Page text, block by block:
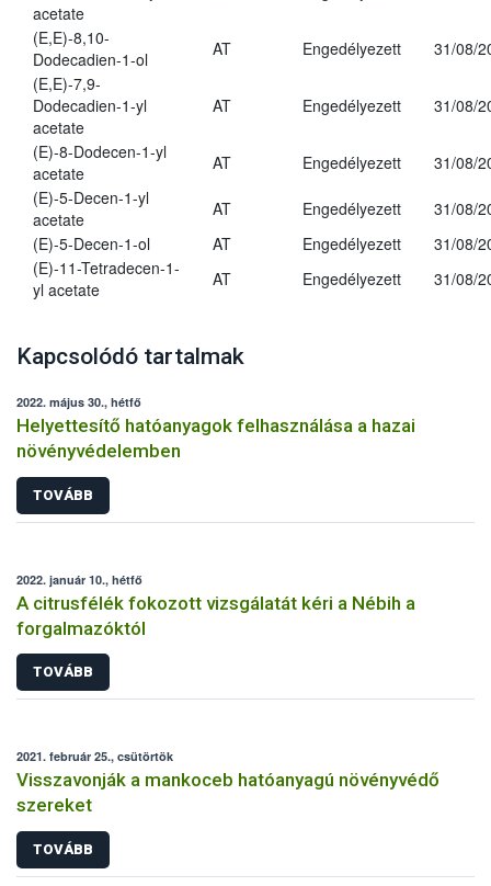
acetate
(E,E)-8,10-
Dodecadien-1-ol
AT Engedélyezett
31/08/
(E,E)-7,9-
Dodecadien-1-yl
acetate
AT Engedélyezett 31/08/
(E)-8-Dodecen-1-yl
acetate
AT Engedélyezett
31/08/
(E)-5-Decen-1-yl
acetate
AT Engedélyezett
31/08/
(E)-5-Decen-1-ol
AT Engedélyezett
31/08/
(E)-11-Tetradecen-1-
yl acetate
AT Engedélyezett 31/08/
Kapcsolódó tartalmak
2022. május 30., hétfő
Helyettesítő hatóanyagok felhasználása a hazai
növényvédelemben
TOVÁBB
2022. január 10., hétfő
A citrusfélék fokozott vizsgálatát kéri a Nébih a
forgalmazóktól
TOVÁBB
2021. február 25., csütörtök
Visszavonják a mankoceb hatóanyagú növényvédő
szereket
TOVÁBB